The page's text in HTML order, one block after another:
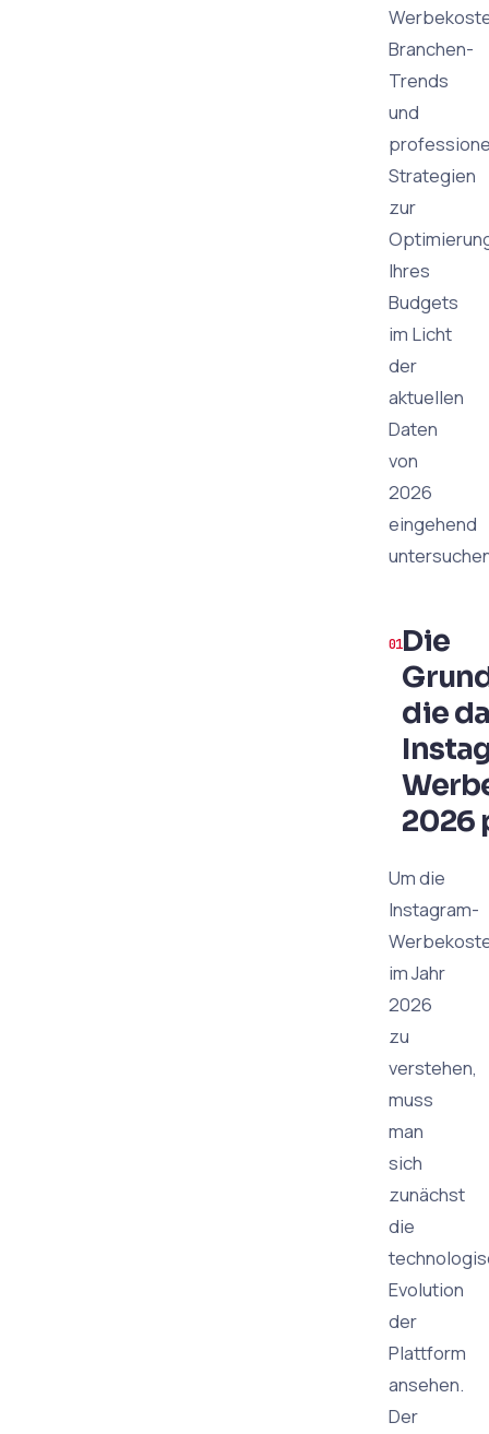
Branchen-
Trends
und
Strategien
zur
Ihres
Budgets
im Licht
der
aktuellen
Daten
von
2026
eingehend
Die
die
2026
Um die
Instagram-
im Jahr
2026
zu
verstehen,
muss
man
sich
zunächst
die
Evolution
der
Plattform
ansehen.
Der